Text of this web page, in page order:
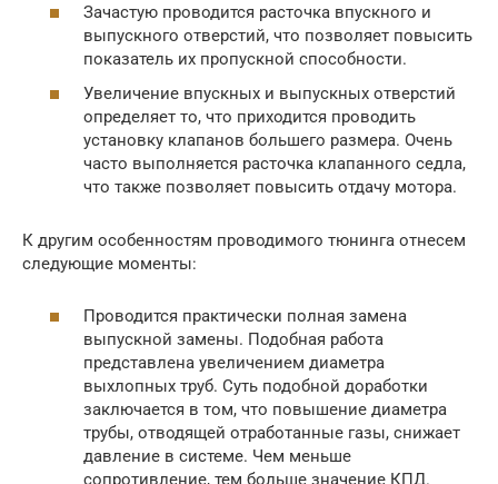
Зачастую проводится расточка впускного и
выпускного отверстий, что позволяет повысить
показатель их пропускной способности.
Увеличение впускных и выпускных отверстий
определяет то, что приходится проводить
установку клапанов большего размера. Очень
часто выполняется расточка клапанного седла,
что также позволяет повысить отдачу мотора.
К другим особенностям проводимого тюнинга отнесем
следующие моменты:
Проводится практически полная замена
выпускной замены. Подобная работа
представлена увеличением диаметра
выхлопных труб. Суть подобной доработки
заключается в том, что повышение диаметра
трубы, отводящей отработанные газы, снижает
давление в системе. Чем меньше
сопротивление, тем больше значение КПД.